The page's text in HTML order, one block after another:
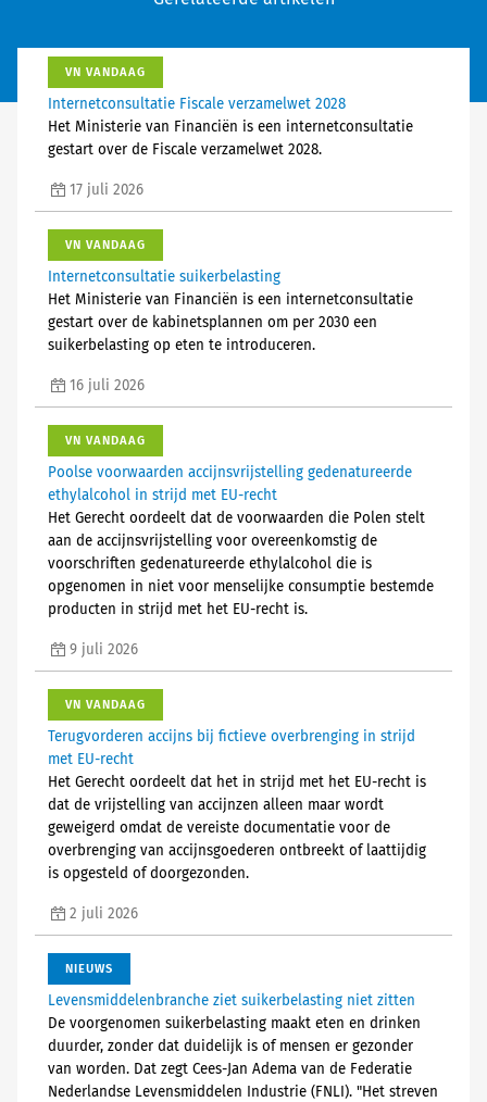
VN VANDAAG
Internetconsultatie Fiscale verzamelwet 2028
Het Ministerie van Financiën is een internetconsultatie
gestart over de Fiscale verzamelwet 2028.
17 juli 2026
VN VANDAAG
Internetconsultatie suikerbelasting
Het Ministerie van Financiën is een internetconsultatie
gestart over de kabinetsplannen om per 2030 een
suikerbelasting op eten te introduceren.
16 juli 2026
VN VANDAAG
Poolse voorwaarden accijnsvrijstelling gedenatureerde
ethylalcohol in strijd met EU-recht
Het Gerecht oordeelt dat de voorwaarden die Polen stelt
aan de accijnsvrijstelling voor overeenkomstig de
voorschriften gedenatureerde ethylalcohol die is
opgenomen in niet voor menselijke consumptie bestemde
producten in strijd met het EU-recht is.
9 juli 2026
VN VANDAAG
Terugvorderen accijns bij fictieve overbrenging in strijd
met EU-recht
Het Gerecht oordeelt dat het in strijd met het EU-recht is
dat de vrijstelling van accijnzen alleen maar wordt
geweigerd omdat de vereiste documentatie voor de
overbrenging van accijnsgoederen ontbreekt of laattijdig
is opgesteld of doorgezonden.
2 juli 2026
NIEUWS
Levensmiddelenbranche ziet suikerbelasting niet zitten
De voorgenomen suikerbelasting maakt eten en drinken
duurder, zonder dat duidelijk is of mensen er gezonder
van worden. Dat zegt Cees-Jan Adema van de Federatie
Nederlandse Levensmiddelen Industrie (FNLI). "Het streven